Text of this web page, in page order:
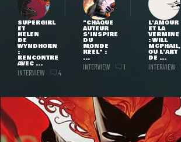
SUPERGIRL
ET
HELEN
DE
WYNDHORN
:
RENCONTRE
AVEC ...
INTERVIEW 4
"CHAQUE
AUTEUR
S'INSPIRE
DU
MONDE
RÉEL" :
...
INTERVIEW 1
L'AMOUR
ET LA
VERMINE
: WILL
MCPHAIL,
OU L'ART
DE ...
INTERVIEW